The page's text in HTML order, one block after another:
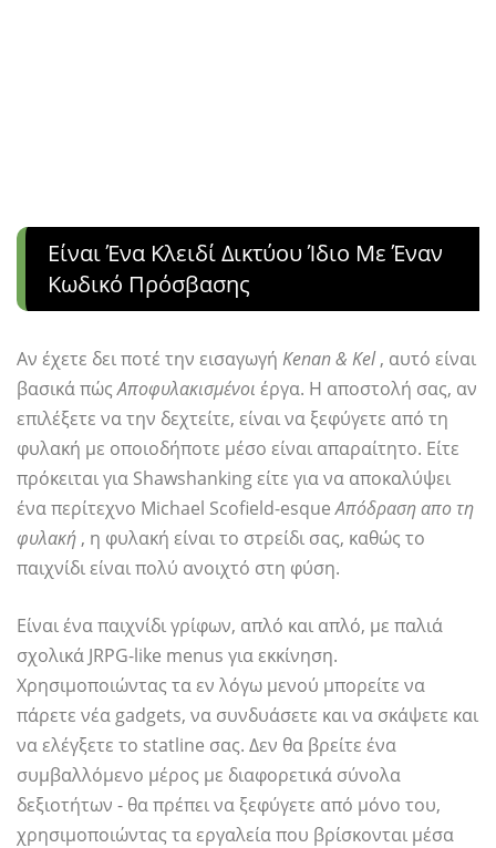
Είναι Ένα Κλειδί Δικτύου Ίδιο Με Έναν
Κωδικό Πρόσβασης
Αν έχετε δει ποτέ την εισαγωγή Kenan & Kel, αυτό είναι
βασικά πώςΑποφυλακισμένοι έργα. Η αποστολή σας, αν
επιλέξετε να την δεχτείτε, είναι να ξεφύγετε από τη
φυλακή με οποιοδήποτε μέσο είναι απαραίτητο. Είτε
πρόκειται για Shawshanking είτε για να αποκαλύψει
ένα περίτεχνο Michael Scofield-esqueΑπόδραση απο τη
φυλακή , η φυλακή είναι το στρείδι σας, καθώς το
παιχνίδι είναι πολύ ανοιχτό στη φύση.
Είναι ένα παιχνίδι γρίφων, απλό και απλό, με παλιά
σχολικά JRPG-like menus για εκκίνηση.
Χρησιμοποιώντας τα εν λόγω μενού μπορείτε να
πάρετε νέα gadgets, να συνδυάσετε και να σκάψετε και
να ελέγξετε το statline σας. Δεν θα βρείτε ένα
συμβαλλόμενο μέρος με διαφορετικά σύνολα
δεξιοτήτων - θα πρέπει να ξεφύγετε από μόνο του,
χρησιμοποιώντας τα εργαλεία που βρίσκονται μέσα